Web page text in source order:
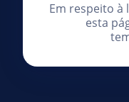
Em respeito à
esta